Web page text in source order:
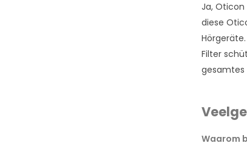
Ja,
diese
Filter
gesamtes
Waarom